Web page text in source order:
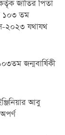
জাতির পিতা
১০৩ তম
২০২৩ যথাযথ
জন্মবার্ষিকী
আবু